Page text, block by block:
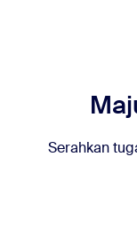
Serahkan